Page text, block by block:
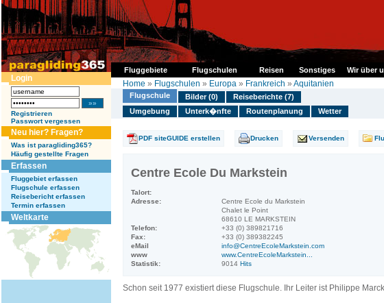
Fluggebiete Flugschulen Reisen Sonstiges Wir über
Login
Registrieren
Passwort vergessen
Neu hier? Fragen?
Was ist paragliding365?
Häufig gestellte Fragen
Erfassen
Fluggebiet erfassen
Flugschule erfassen
Reisebericht erfassen
Termin erfassen
Weltkarte
Home » Flugschulen » Europa » Frankreich » Aquitanien
Flugschule Bilder (0)
Reiseberichte (7)
Umgebung
Unterk�nfte Routenplanung Wetter
PDF siteGUIDE erstellen Drucken Versenden
Centre Ecole Du Markstein
Talort:
Adresse:
Centre Ecole du Markstein
Chalet le Point
68610 LE MARKSTEIN
Telefon:
+33 (0) 389821716
Fax:
+33 (0) 389382245
eMail
info@CentreEcoleMarkstein.com
www
www.CentreEcoleMarkstein...
Statistik:
9014 Hits
Schon seit 1977 existiert diese Flugschule. Ihr Leiter ist Philippe